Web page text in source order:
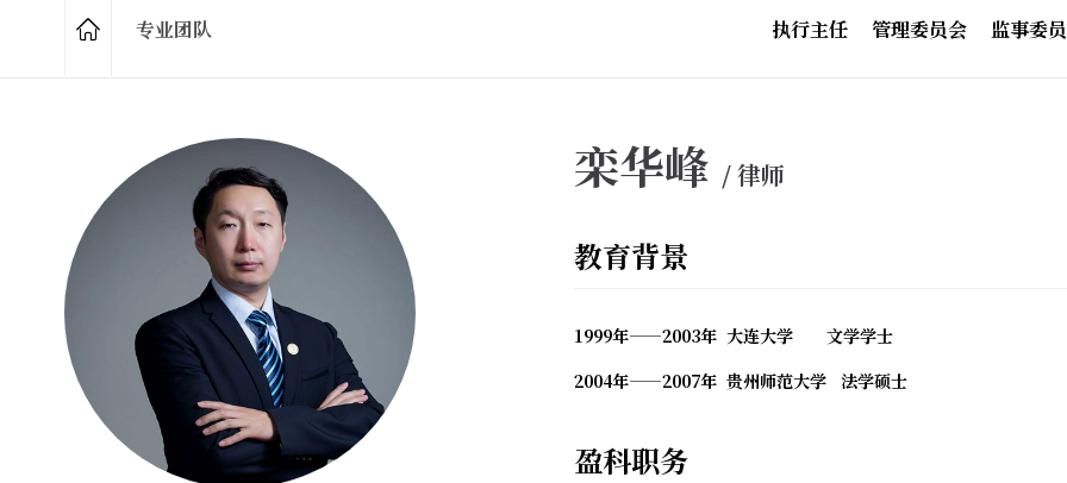
专业团队 执行主任 管理委员会 监事委
栾华峰 / 律师
教育背景
1999年——2003年 大连大学 文学学士
2004年——2007年 贵州师范大学 法学硕士
盈科职务